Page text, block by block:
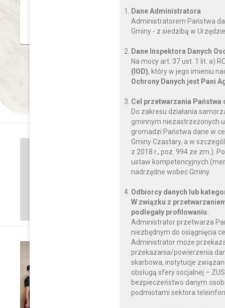
wtorek, 05 września 2023
Rozpoczęcie roku
CZYTAJ DALEJ
piątek, 14 lipca 2023
Kolejny szczebel
Gratulacje!!!
Dane Administratora
Administratorem Państwa
Gminy - z siedzibą w
Dane Inspektora Danych
Na mocy art. 37 ust. 1 lit. a)
(IOD), który w jego imieniu
Ochrony Danych jest Pani
Cel przetwarzania Państwa
Do zakresu działania
gminnym niezastrzeżonych
gromadzi Państwa dane w
Gminy Czastary, a w
z 2018 r., poz. 994 ze zm.).
ustaw kompetencyjnych
nadrzędne wobec Gminy.
Odbiorcy danych lub
W związku z
podlegały profilowaniu.
Administrator przetwarza
niezbędnym do osiągnięcia
Administrator może
przekazania/powierzenia
skarbowa, instytucje
obsługą sfery socjalnej –
bezpieczeństwo danym
podmiotami sektora